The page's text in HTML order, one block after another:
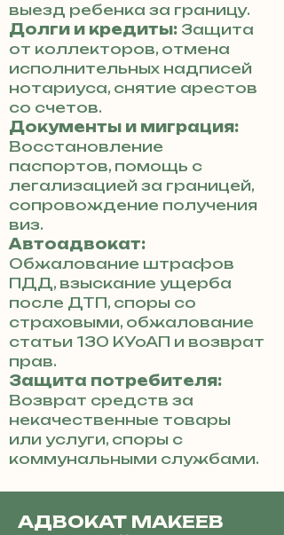
выезд ребенка за границу.
Долги и кредиты: Защита
от коллекторов, отмена
исполнительных надписей
нотариуса, снятие арестов
со счетов.
Документы и миграция:
Восстановление
паспортов, помощь с
легализацией за границей,
сопровождение получения
виз.
Автоадвокат:
Обжалование штрафов
ПДД, взыскание ущерба
после ДТП, споры со
страховыми, обжалование
статьи 130 КУоАП и возврат
прав.
Защита потребителя:
Возврат средств за
некачественные товары
или услуги, споры с
коммунальными службами.
АДВОКАТ МАКЕЕВ